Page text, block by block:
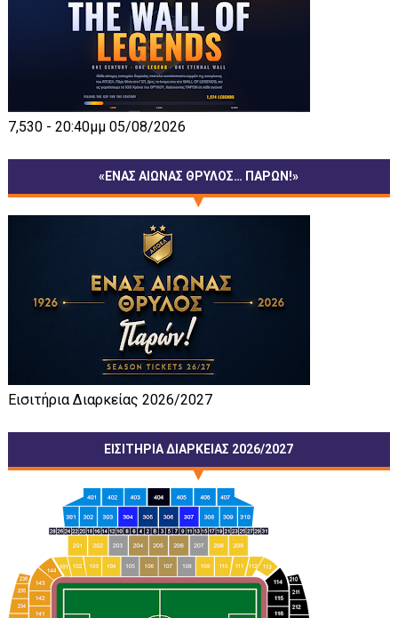
7,530 - 20:40μμ 05/08/2026
«ΕΝΑΣ ΑΙΩΝΑΣ ΘΡΥΛΟΣ… ΠΑΡΩΝ!»
Εισιτήρια Διαρκείας 2026/2027
ΕΙΣΙΤΗΡΙΑ ΔΙΑΡΚΕΙΑΣ 2026/2027